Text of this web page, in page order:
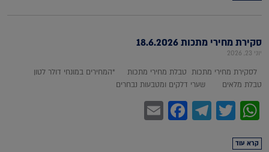
סקירת מחירי מתכות 18.6.2026
יוני 23, 2026
לסקירת מחירי מתכות טבלת מחירי מתכות *המחירים במונחי דולר לטון
טבלת מלאים שערי דלקים ומטבעות נבחרים
WhatsApp
Twitter
Telegram
Facebook
קרא עוד